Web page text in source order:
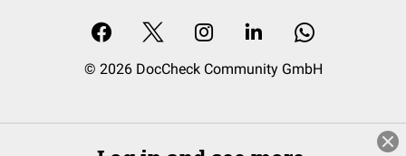
© 2026 DocCheck Community GmbH